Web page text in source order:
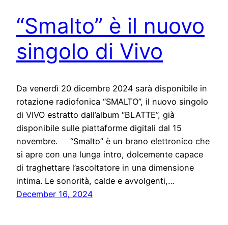
“Smalto” è il nuovo
singolo di Vivo
Da venerdì 20 dicembre 2024 sarà disponibile in
rotazione radiofonica “SMALTO”, il nuovo singolo
di VIVO estratto dall’album “BLATTE”, già
disponibile sulle piattaforme digitali dal 15
novembre. “Smalto” è un brano elettronico che
si apre con una lunga intro, dolcemente capace
di traghettare l’ascoltatore in una dimensione
intima. Le sonorità, calde e avvolgenti,…
December 16, 2024